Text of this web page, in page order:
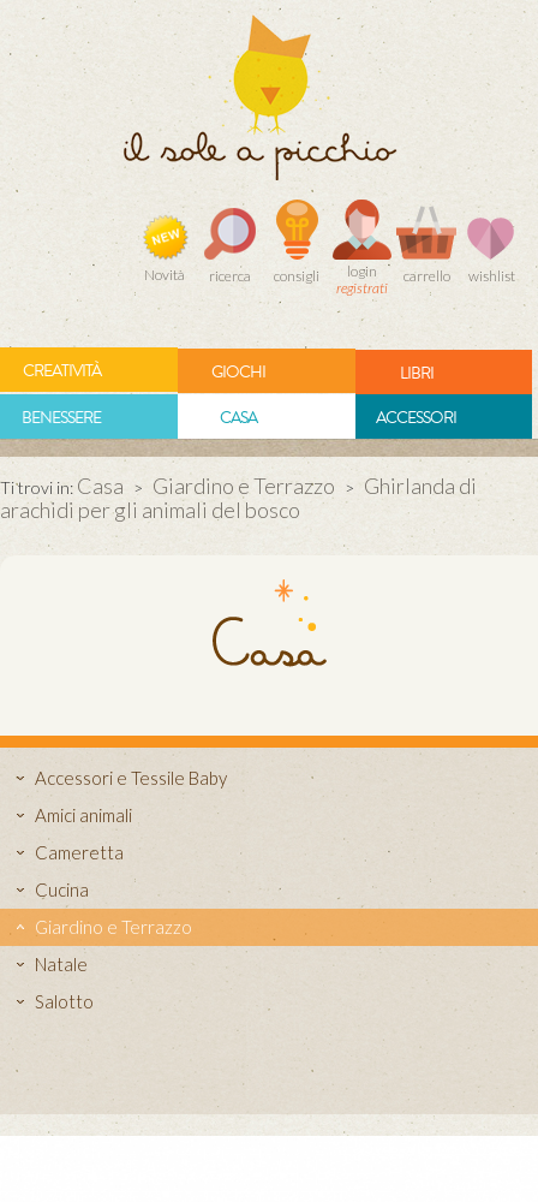
Novità ricerca consigli
login
registrati
carrello wishlist
CREATIVITÀ GIOCHI
LIBRI
BENESSERE
CASA ACCESSORI
Ti trovi in: Casa > Giardino e Terrazzo > Ghirlanda di
arachidi per gli animali del bosco
Accessori e Tessile Baby
Amici animali
Cameretta
Cucina
Giardino e Terrazzo
Natale
Salotto